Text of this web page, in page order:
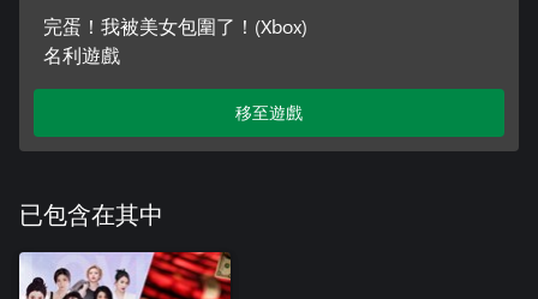
完蛋！我被美女包圍了！(Xbox)
名利遊戲
移至遊戲
已包含在其中